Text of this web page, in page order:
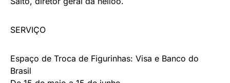
SERVIÇO
Espaço de Troca de Figurinhas: Visa e Banco do
Brasil